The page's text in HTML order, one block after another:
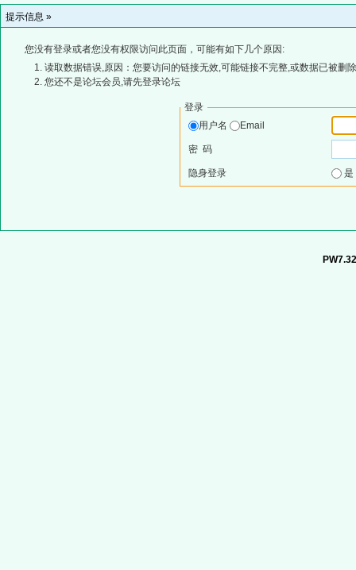
提示信息 »
您没有登录或者您没有权限访问此页面，可能有如下几个原因:
读取数据错误,原因：您要访问的链接无效,可能链接不完整,或数据已被删
您还不是论坛会员,请先登录论坛
登录
用户名
Email
密 码
隐身登录